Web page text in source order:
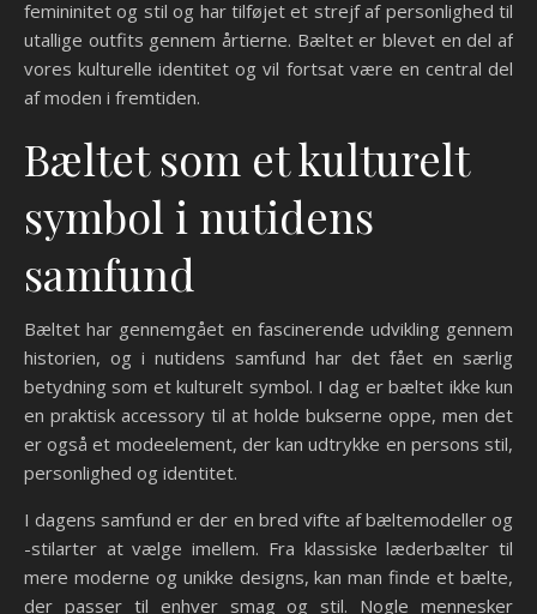
femininitet og stil og har tilføjet et strejf af personlighed til
utallige outfits gennem årtierne. Bæltet er blevet en del af
vores kulturelle identitet og vil fortsat være en central del
af moden i fremtiden.
Bæltet som et kulturelt
symbol i nutidens
samfund
Bæltet har gennemgået en fascinerende udvikling gennem
historien, og i nutidens samfund har det fået en særlig
betydning som et kulturelt symbol. I dag er bæltet ikke kun
en praktisk accessory til at holde bukserne oppe, men det
er også et modeelement, der kan udtrykke en persons stil,
personlighed og identitet.
I dagens samfund er der en bred vifte af bæltemodeller og
-stilarter at vælge imellem. Fra klassiske læderbælter til
mere moderne og unikke designs, kan man finde et bælte,
der passer til enhver smag og stil. Nogle mennesker